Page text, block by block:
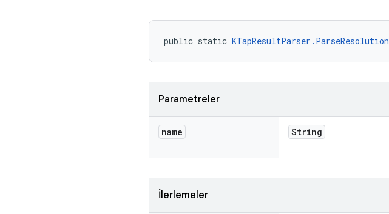
public static KTapResultParser.ParseResolution
Parametreler
name String
İlerlemeler